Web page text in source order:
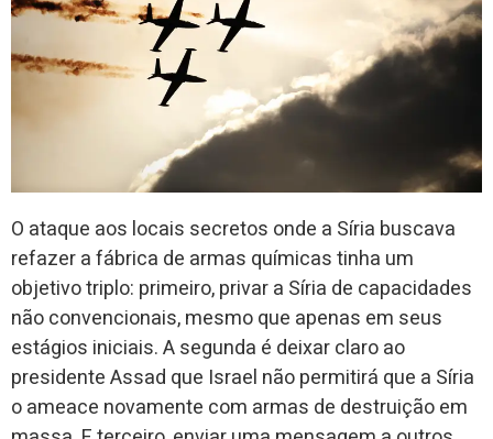
O ataque aos locais secretos onde a Síria buscava
refazer a fábrica de armas químicas tinha um
objetivo triplo: primeiro, privar a Síria de capacidades
não convencionais, mesmo que apenas em seus
estágios iniciais. A segunda é deixar claro ao
presidente Assad que Israel não permitirá que a Síria
o ameace novamente com armas de destruição em